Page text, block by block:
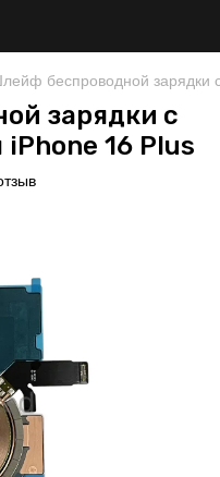
беспроводной зарядки
зарядки с
16 Plus